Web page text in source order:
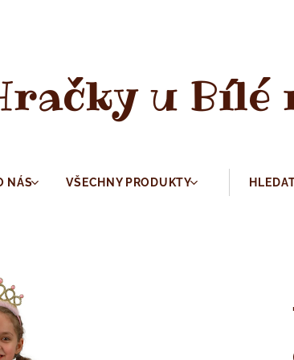
u Bílé
NÁS VŠECHNY PRODUKTY